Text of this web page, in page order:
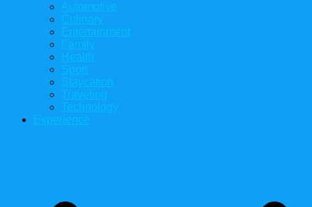
Automotive
Culinary
Entertainment
Family
Health
Sport
Staycation
Traveling
Technology
Experience